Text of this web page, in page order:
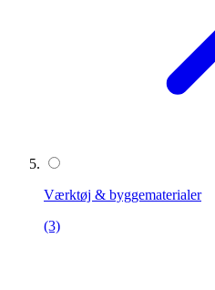
Værktøj & byggematerialer
(3)